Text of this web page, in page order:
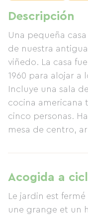
Descripción
Una pequeña
de nuestra
viñedo. La casa
1960 para alojar a
Incluye una sala
cocina americana
cinco personas.
mesa de centro,
fregadero y
personas. En el
estantería, y
dormitorio 1 con
Acogida a
Le jardin est
une grange et un